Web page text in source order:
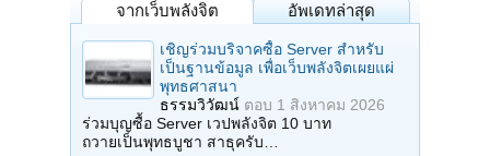
จากเว็บพลังจิต อัพเดทล่าสุด
เชิญร่วมบริจาคซื้อ Server สำหรับ
เป็นฐานข้อมูล เพื่อเว็บพลังจิตเผยแผ่
พุทธศาสนา
ธรรมวิวัฒน์ ตอบ 1 สิงหาคม 2026
ร่วมบุญซื้อ Server เวปพลังจิต 10 บาท
ถวายเป็นพุทธบูชา สาธุครับ…